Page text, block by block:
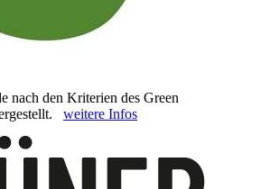
nach den Kriterien des Green
weitere Infos